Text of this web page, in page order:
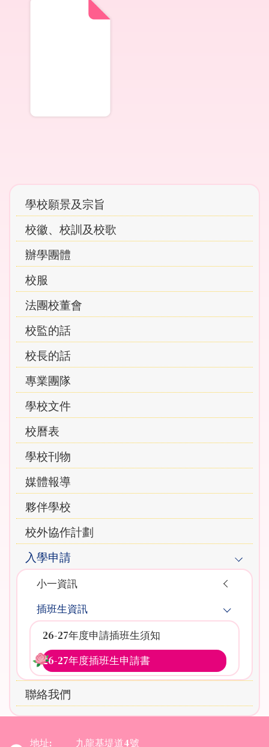
Main
navigation
學校願景及宗旨
校徽、校訓及校歌
辦學團體
校服
法團校董會
校監的話
校長的話
專業團隊
學校文件
校曆表
學校刊物
媒體報導
夥伴學校
校外協作計劃
入學申請
小一資訊
插班生資訊
26-27年度申請插班生須知
26-27年度插班生申請書
聯絡我們
地址: 九龍基堤道4號